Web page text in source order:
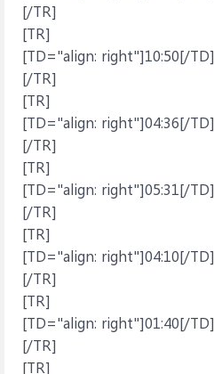
[/TR]
[TR]
[TD="align: right"]10:50[/TD]
[/TR]
[TR]
[TD="align: right"]04:36[/TD]
[/TR]
[TR]
[TD="align: right"]05:31[/TD]
[/TR]
[TR]
[TD="align: right"]04:10[/TD]
[/TR]
[TR]
[TD="align: right"]01:40[/TD]
[/TR]
[TR]